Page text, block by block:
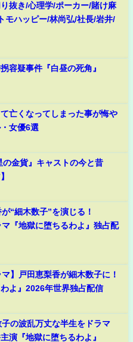
抜き/心理学/ポーカー/賭け麻
モハッピー/林尚弘/社長/岩井/
容疑事件『白昼の死角』
て亡くなってしまった事が悔や
女優6選
の金貨』キャストの今と昔
“細木数子”を演じる！
『地獄に堕ちるわよ』独占配
】戸田恵梨香が細木数子に！
わよ』2026年世界独占配信
の波乱万丈な半生をドラマ
演『地獄に堕ちるわよ』